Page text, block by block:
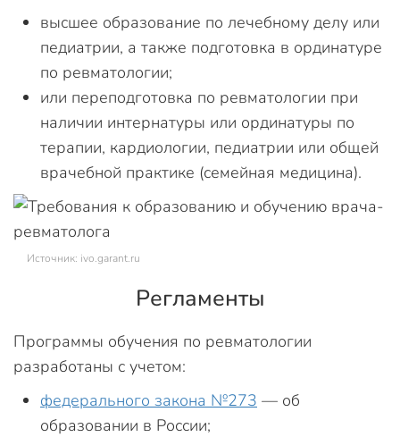
высшее образование по лечебному делу или
педиатрии, а также подготовка в ординатуре
по ревматологии;
или переподготовка по ревматологии при
наличии интернатуры или ординатуры по
терапии, кардиологии, педиатрии или общей
врачебной практике (семейная медицина).
Источник: ivo.garant.ru
Регламенты
Программы обучения по ревматологии
разработаны с учетом:
федерального закона №273 — об
образовании в России;